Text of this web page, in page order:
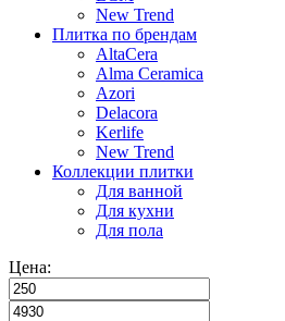
New Trend
Плитка по брендам
AltaCera
Аlma Ceramica
Azori
Delacora
Kerlife
New Trend
Коллекции плитки
Для ванной
Для кухни
Для пола
Цена: